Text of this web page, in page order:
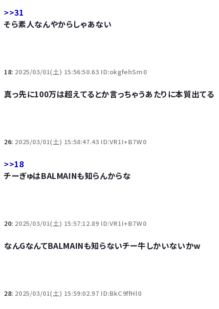
>>31
そら素人なんやからしゃあない
18: 2025/03/01(土) 15:56:50.63 ID:okgfehSm0
真っ先に100万は超えてるとか言っちゃうあたりに本質出てる
26: 2025/03/01(土) 15:58:47.43 ID:VR1I+B7W0
>>18
チーぎゅはBALMAINも知らんからな
20: 2025/03/01(土) 15:57:12.89 ID:VR1I+B7W0
なんGなんてBALMAINも知らないチー牛しかいないかw
28: 2025/03/01(土) 15:59:02.97 ID:BkC9ffHl0